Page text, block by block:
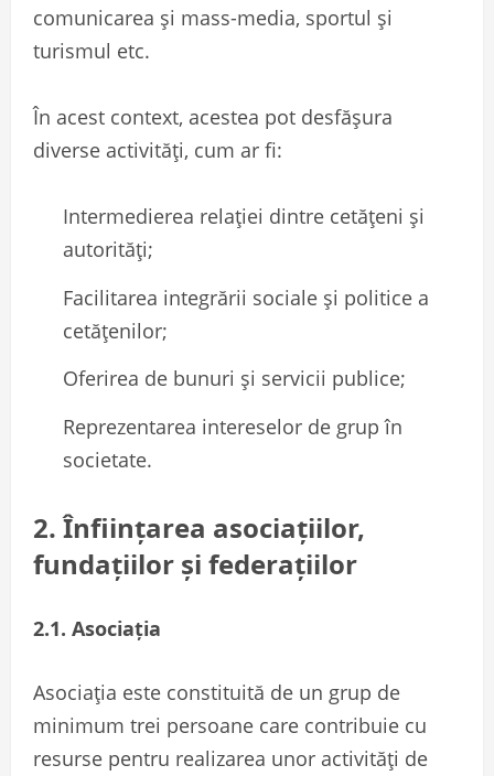
comunicarea și mass-media, sportul și
turismul etc.
În acest context, acestea pot desfășura
diverse activități, cum ar fi:
Intermedierea relației dintre cetățeni și
autorități;
Facilitarea integrării sociale și politice a
cetățenilor;
Oferirea de bunuri și servicii publice;
Reprezentarea intereselor de grup în
societate.
2. Înființarea asociațiilor,
fundațiilor și federațiilor
2.1. Asociația
Asociația este constituită de un grup de
minimum trei persoane care contribuie cu
resurse pentru realizarea unor activități de